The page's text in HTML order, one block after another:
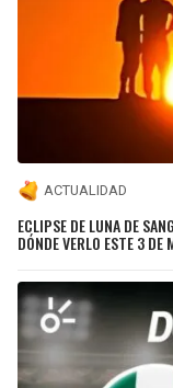
ACTUALIDAD
ECLIPSE DE LUNA DE
DÓNDE VERLO ESTE 3 DE